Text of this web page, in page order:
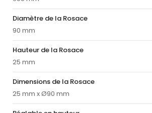
Diamètre de la Rosace
90 mm
Hauteur de la Rosace
25 mm
Dimensions de la Rosace
25 mm x Ø90 mm